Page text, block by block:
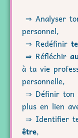
⇒ Analyser
personnel,
⇒ Redéfinir
⇒ Réfléchir
à ta vie
personnelle,
⇒ Définir ton
plus en lien
⇒ Identifier
être,